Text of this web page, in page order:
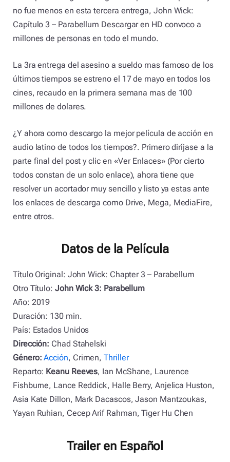
no fue menos en esta tercera entrega, John Wick:
Capítulo 3 – Parabellum Descargar en HD convoco a
millones de personas en todo el mundo.
La 3ra entrega del asesino a sueldo mas famoso de los
últimos tiempos se estreno el 17 de mayo en todos los
cines, recaudo en la primera semana mas de 100
millones de dolares.
¿Y ahora como descargo la mejor película de acción en
audio latino de todos los tiempos?. Primero diríjase a la
parte final del post y clic en «Ver Enlaces» (Por cierto
todos constan de un solo enlace), ahora tiene que
resolver un acortador muy sencillo y listo ya estas ante
los enlaces de descarga como Drive, Mega, MediaFire,
entre otros.
Datos de la Película
Título Original: John Wick: Chapter 3 – Parabellum
Otro Título: John Wick 3: Parabellum
Año: 2019
Duración: 130 min.
País: Estados Unidos
Dirección: Chad Stahelski
Género: Acción, Crimen,Thriller
Reparto: Keanu Reeves, Ian McShane, Laurence
Fishburne, Lance Reddick, Halle Berry, Anjelica Huston,
Asia Kate Dillon, Mark Dacascos, Jason Mantzoukas,
Yayan Ruhian, Cecep Arif Rahman, Tiger Hu Chen
Trailer en Español